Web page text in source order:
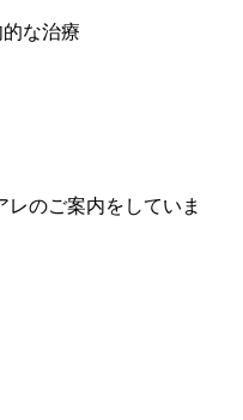
な治療
のご案内をしていま